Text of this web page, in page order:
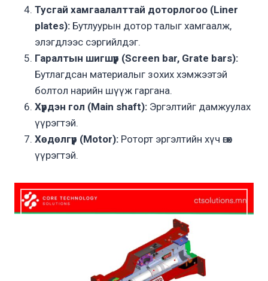
Тусгай хамгаалалттай доторлогоо (Liner
plates): Бутлуурын дотор талыг хамгаалж,
элэгдлээс сэргийлдэг.
Гаралтын шигшүүр (Screen bar, Grate bars):
Бутлагдсан материалыг зохих хэмжээтэй
болтол нарийн шүүж гаргана.
Хүрдэн гол (Main shaft): Эргэлтийг дамжуулах
үүрэгтэй.
Хөдөлгүүр (Motor): Роторт эргэлтийн хүч өгөх
үүрэгтэй.